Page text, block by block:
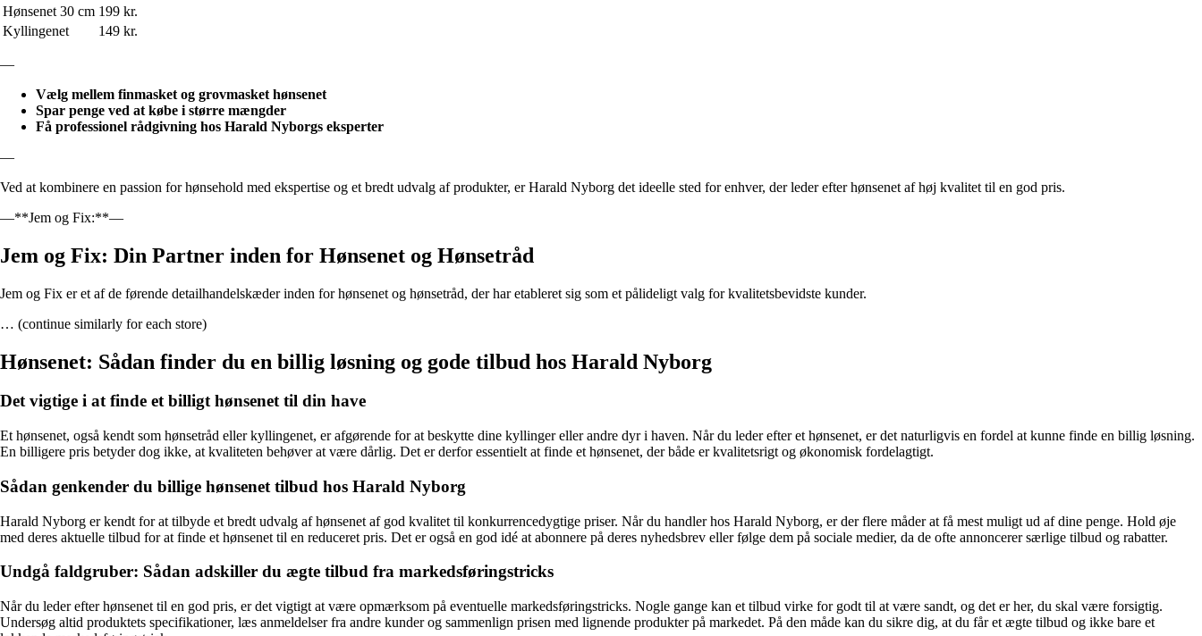
Hønsenet 30 cm 199 kr.
Kyllingenet
149 kr.
—
Vælg mellem finmasket og grovmasket hønsenet
Spar penge ved at købe i større mængder
Få professionel rådgivning hos Harald Nyborgs eksperter
—
Ved at kombinere en passion for hønsehold med ekspertise og et bredt udvalg af produkter, er Harald Nyborg det ideelle sted for enhver, der leder efter hønsenet af høj kvalitet til en god pris.
—**Jem og Fix:**—
Jem og Fix: Din Partner inden for Hønsenet og Hønsetråd
Jem og Fix er et af de førende detailhandelskæder inden for hønsenet og hønsetråd, der har etableret sig som et pålideligt valg for kvalitetsbevidste kunder.
… (continue similarly for each store)
Hønsenet: Sådan finder du en billig løsning og gode tilbud hos Harald Nyborg
Det vigtige i at finde et billigt hønsenet til din have
Et hønsenet, også kendt som hønsetråd eller kyllingenet, er afgørende for at beskytte dine kyllinger eller andre dyr i haven. Når du leder efter et hønsenet, er det naturligvis en fordel at kunne finde en billig løsning.
En billigere pris betyder dog ikke, at kvaliteten behøver at være dårlig. Det er derfor essentielt at finde et hønsenet, der både er kvalitetsrigt og økonomisk fordelagtigt.
Sådan genkender du billige hønsenet tilbud hos Harald Nyborg
Harald Nyborg er kendt for at tilbyde et bredt udvalg af hønsenet af god kvalitet til konkurrencedygtige priser. Når du handler hos Harald Nyborg, er der flere måder at få mest muligt ud af dine penge. Hold øje
med deres aktuelle tilbud for at finde et hønsenet til en reduceret pris. Det er også en god idé at abonnere på deres nyhedsbrev eller følge dem på sociale medier, da de ofte annoncerer særlige tilbud og rabatter.
Undgå faldgruber: Sådan adskiller du ægte tilbud fra markedsføringstricks
Når du leder efter hønsenet til en god pris, er det vigtigt at være opmærksom på eventuelle markedsføringstricks. Nogle gange kan et tilbud virke for godt til at være sandt, og det er her, du skal være forsigtig.
Undersøg altid produktets specifikationer, læs anmeldelser fra andre kunder og sammenlign prisen med lignende produkter på markedet. På den måde kan du sikre dig, at du får et ægte tilbud og ikke bare et